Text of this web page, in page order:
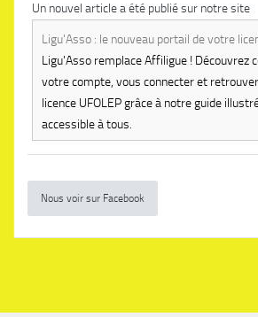
Un nouvel article a été publié sur notre site
Ligu'Asso : le nouveau portail de votre
Ligu'Asso remplace Affiligue ! Découvrez
votre compte, vous connecter et
licence UFOLEP grâce à notre guide
accessible à tous.
Nous voir sur Facebook